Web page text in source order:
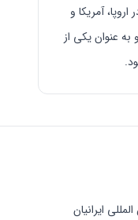
آمریکا و
به عنوان یکی از
ایرانیان